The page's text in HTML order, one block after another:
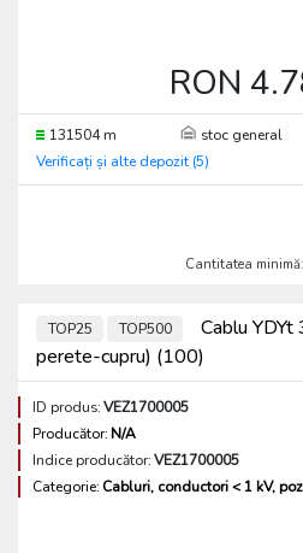
RON
131504 m stoc general
Verificați și alte depozit (5)
Cantitatea
TOP25 TOP500
Cablu
perete-cupru) (100)
ID produs:VEZ1700005
Producător:N/A
Indice producător:VEZ1700005
Categorie: Cabluri, conductori < 1 kV,